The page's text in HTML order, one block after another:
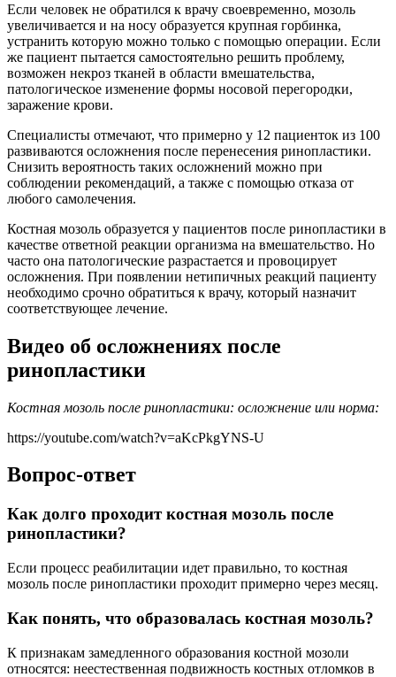
Если человек не обратился к врачу своевременно, мозоль
увеличивается и на носу образуется крупная горбинка,
устранить которую можно только с помощью операции. Если
же пациент пытается самостоятельно решить проблему,
возможен некроз тканей в области вмешательства,
патологическое изменение формы носовой перегородки,
заражение крови.
Специалисты отмечают, что примерно у 12 пациенток из 100
развиваются осложнения после перенесения ринопластики.
Снизить вероятность таких осложнений можно при
соблюдении рекомендаций, а также с помощью отказа от
любого самолечения.
Костная мозоль образуется у пациентов после ринопластики в
качестве ответной реакции организма на вмешательство. Но
часто она патологические разрастается и провоцирует
осложнения. При появлении нетипичных реакций пациенту
необходимо срочно обратиться к врачу, который назначит
соответствующее лечение.
Видео об осложнениях после
ринопластики
Костная мозоль после ринопластики: осложнение или норма:
https://youtube.com/watch?v=aKcPkgYNS-U
Вопрос-ответ
Как долго проходит костная мозоль после
ринопластики?
Если процесс реабилитации идет правильно, то костная
мозоль после ринопластики проходит примерно через месяц.
Как понять, что образовалась костная мозоль?
К признакам замедленного образования костной мозоли
относятся: неестественная подвижность костных отломков в